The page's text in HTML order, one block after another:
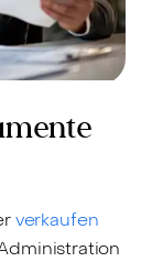
verkaufen